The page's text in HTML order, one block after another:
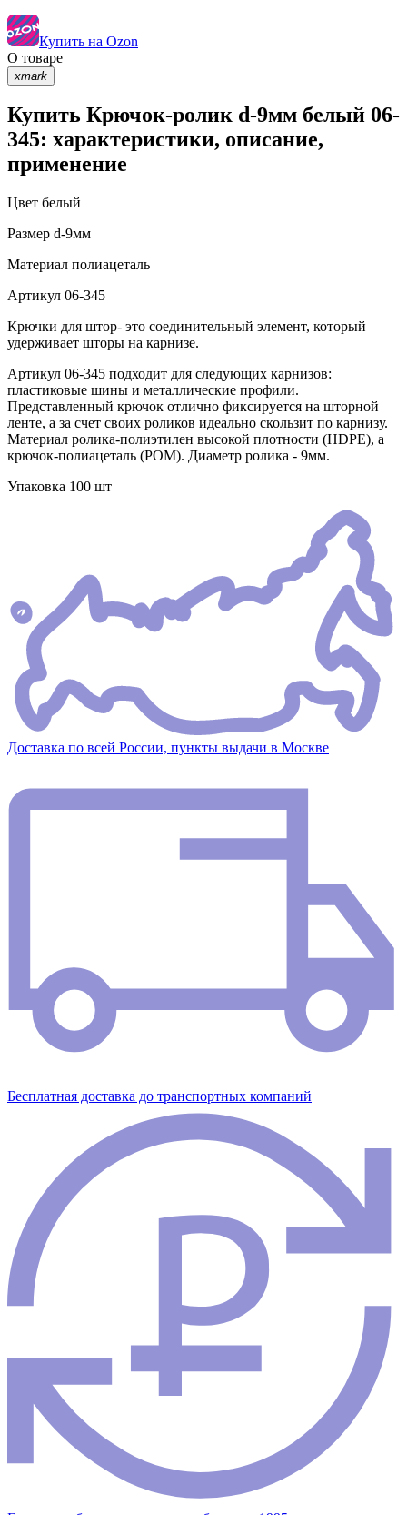
Купить на Ozon
О товаре
xmark
Купить Крючок-ролик d-9мм белый 06-
345: характеристики, описание,
применение
Цвет белый
Размер d-9мм
Материал полиацеталь
Артикул 06-345
Крючки для штор- это соединительный элемент, который
удерживает шторы на карнизе.
Артикул 06-345 подходит для следующих карнизов:
пластиковые шины и металлические профили.
Представленный крючок отлично фиксируется на шторной
ленте, а за счет своих роликов идеально скользит по карнизу.
Материал ролика-полиэтилен высокой плотности (HDPE), а
крючок-полиацеталь (POM). Диаметр ролика - 9мм.
Упаковка 100 шт
Доставка по всей России, пункты выдачи в Москве
Бесплатная доставка до транспортных компаний